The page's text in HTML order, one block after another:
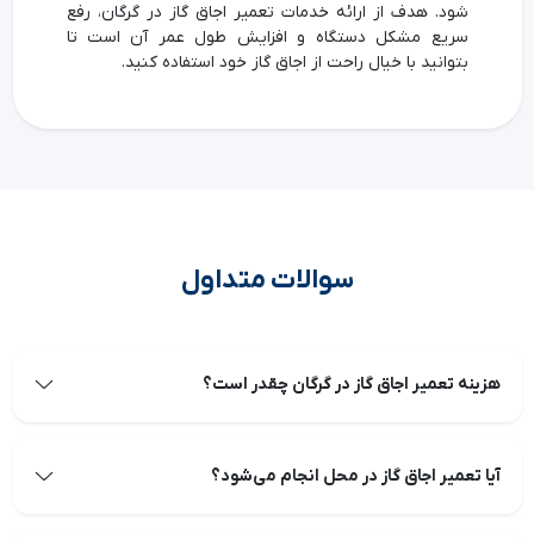
شود. هدف از ارائه خدمات تعمیر اجاق گاز در گرگان، رفع
سریع مشکل دستگاه و افزایش طول عمر آن است تا
بتوانید با خیال راحت از اجاق گاز خود استفاده کنید.
سوالات متداول
هزینه تعمیر اجاق گاز در گرگان چقدر است؟
آیا تعمیر اجاق گاز در محل انجام می‌شود؟